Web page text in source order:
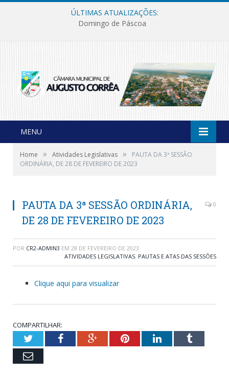
ÚLTIMAS ATUALIZAÇÕES:
Domingo de Páscoa
MENU
Home » Atividades Legislativas »
PAUTA DA 3ª SESSÃO
ORDINÁRIA, DE 28 DE FEVEREIRO DE 2023
PAUTA DA 3ª SESSÃO ORDINÁRIA,
DE 28 DE FEVEREIRO DE 2023
0
POR CR2-ADMIN3 EM 28 DE FEVEREIRO DE 2023
ATIVIDADES LEGISLATIVAS, PAUTAS E ATAS DAS SESSÕES
Clique aqui para visualizar
COMPARTILHAR:
TwitterFacebookGoogle+PinterestLinkedInTumblr
Email